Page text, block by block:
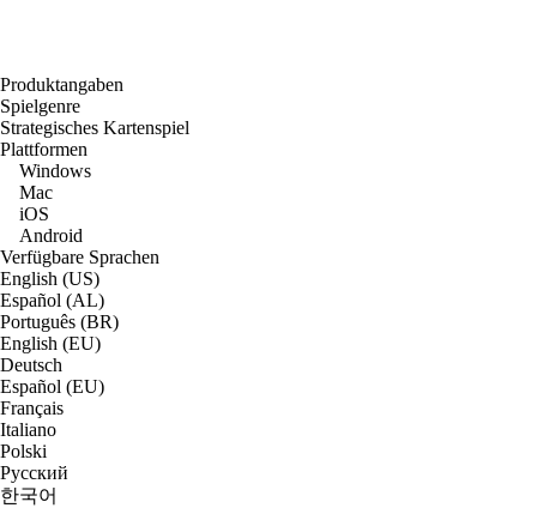
Produktangaben
Spielgenre
Strategisches Kartenspiel
Plattformen
Windows
Mac
iOS
Android
Verfügbare Sprachen
English (US)
Español (AL)
Português (BR)
English (EU)
Deutsch
Español (EU)
Français
Italiano
Polski
Русский
한국어